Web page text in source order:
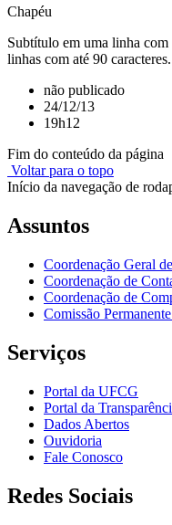
Chapéu
Subtítulo em uma linha com
linhas com até 90 caracteres.
não publicado
24/12/13
19h12
Fim do conteúdo da página
Voltar para o topo
Início da navegação de
Assuntos
Coordenação Geral
Coordenação de
Coordenação de
Comissão
Serviços
Portal da UFCG
Portal da
Dados Abertos
Ouvidoria
Fale Conosco
Redes Sociais